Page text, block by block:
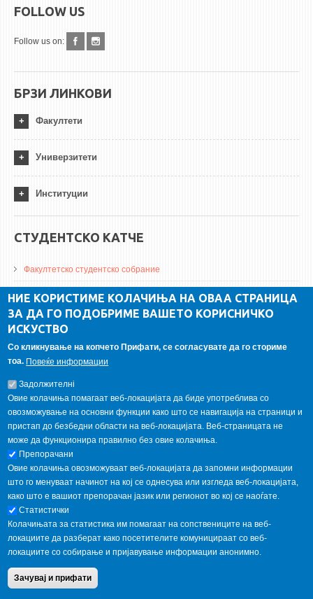
FOLLOW US
Follow us on:
БРЗИ ЛИНКОВИ
Факултети
Универзитети
Институции
СТУДЕНТСКО КАТЧЕ
Факултетско студентско собрание
ДА Винчи магазин
Алумни асоцијација
ГАЛЕРИЈА
Copyright © 2013 Garnet All Rights Reserved. Designed by
НИЕ КОРИСТИМЕ КОЛАЧИЊА НА ОВАА СТРАНИЦА
ЗА ДА ГО ПОДОБРИМЕ ВАШЕТО КОРИСНИЧКО
ИСКУСТВО
Со кликнување на копчето Прифати, се согласувате да го сториме
тоа. Повеќе информации
Задолжителнi
Овие колачиња помагаат веб-локацијата да биде употреблива со
овозможување на основни функции како што се навигација на страници и
пристап до безбедни области на веб-локацијата. Веб-страницата не
може да функционира правилно без овие колачиња.
Препорачани
Овие колачиња овозможуваат веб-локацијата да запомни информации
што го менуваат начинот на кој се однесува или изгледа веб-локацијата,
како што е вашиот препорачан јазик или регионот во кој се наоѓате.
Статистички
Колачињата за статистика им помагаат на сопствениците на веб-
локациите да разберат како посетителите комуницираат со веб-
локациите со собирање и пријавување информации анонимно.
Зачувај и прифати